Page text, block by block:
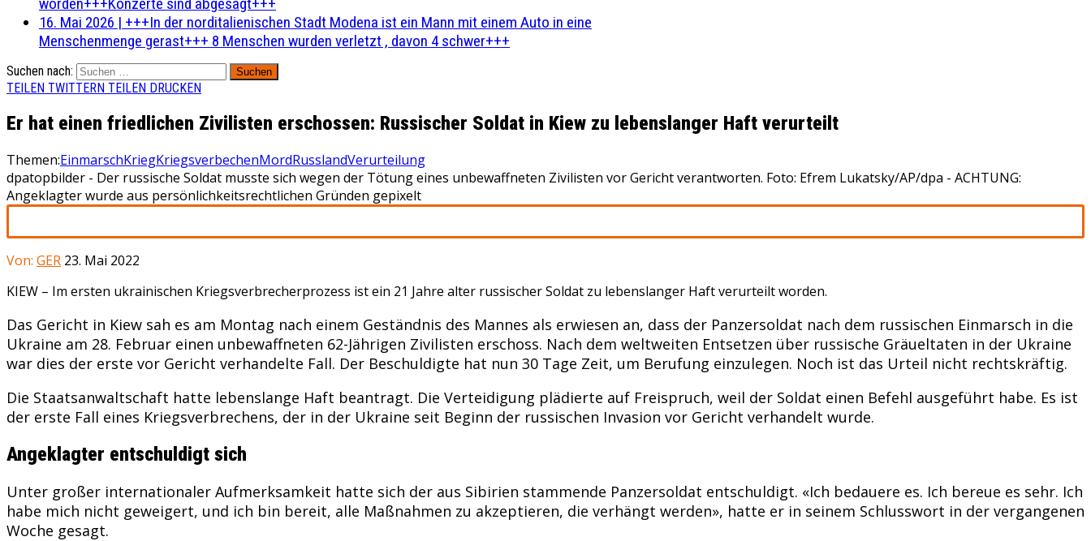
16. Mai 2026 | +++In der norditalienischen Stadt Modena ist ein Mann mit einem Auto in eine
Menschenmenge gerast+++ 8 Menschen wurden verletzt , davon 4 schwer+++
Suchen nach:
TEILEN TWITTERN TEILEN DRUCKEN
Er hat einen friedlichen Zivilisten erschossen: Russischer Soldat in Kiew zu lebenslanger Haft verurteilt
Themen:EinmarschKriegKriegsverbechenMordRusslandVerurteilung
dpatopbilder - Der russische Soldat musste sich wegen der Tötung eines unbewaffneten Zivilisten vor Gericht verantworten. Foto: Efrem Lukatsky/AP/dpa - ACHTUNG:
Angeklagter wurde aus persönlichkeitsrechtlichen Gründen gepixelt
Von: GER 23. Mai 2022
KIEW – Im ersten ukrainischen Kriegsverbrecherprozess ist ein 21 Jahre alter russischer Soldat zu lebenslanger Haft verurteilt worden.
Das Gericht in Kiew sah es am Montag nach einem Geständnis des Mannes als erwiesen an, dass der Panzersoldat nach dem russischen Einmarsch in die
Ukraine am 28. Februar einen unbewaffneten 62-Jährigen Zivilisten erschoss. Nach dem weltweiten Entsetzen über russische Gräueltaten in der Ukraine
war dies der erste vor Gericht verhandelte Fall. Der Beschuldigte hat nun 30 Tage Zeit, um Berufung einzulegen. Noch ist das Urteil nicht rechtskräftig.
Die Staatsanwaltschaft hatte lebenslange Haft beantragt. Die Verteidigung plädierte auf Freispruch, weil der Soldat einen Befehl ausgeführt habe. Es ist
der erste Fall eines Kriegsverbrechens, der in der Ukraine seit Beginn der russischen Invasion vor Gericht verhandelt wurde.
Angeklagter entschuldigt sich
Unter großer internationaler Aufmerksamkeit hatte sich der aus Sibirien stammende Panzersoldat entschuldigt. «Ich bedauere es. Ich bereue es sehr. Ich
habe mich nicht geweigert, und ich bin bereit, alle Maßnahmen zu akzeptieren, die verhängt werden», hatte er in seinem Schlusswort in der vergangenen
Woche gesagt.